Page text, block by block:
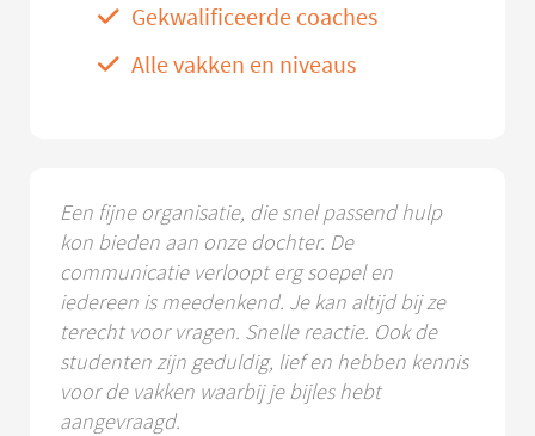
Gekwalificeerde coaches
Alle vakken en niveaus
Een fijne organisatie, die snel passend hulp
kon bieden aan onze dochter. De
communicatie verloopt erg soepel en
iedereen is meedenkend. Je kan altijd bij ze
terecht voor vragen. Snelle reactie. Ook de
studenten zijn geduldig, lief en hebben kennis
voor de vakken waarbij je bijles hebt
aangevraagd.